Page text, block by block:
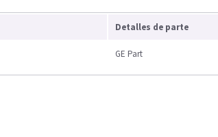
Detalles de parte
GE Part